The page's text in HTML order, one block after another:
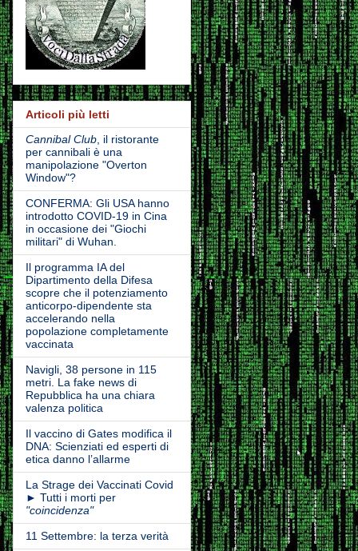
Articoli più letti
Cannibal Club, il ristorante
per cannibali è una
manipolazione "Overton
Window"?
CONFERMA: Gli USA hanno
introdotto COVID-19 in Cina
in occasione dei "Giochi
militari" di Wuhan.
Il programma IA del
Dipartimento della Difesa
scopre che il potenziamento
anticorpo-dipendente sta
accelerando nella
popolazione completamente
vaccinata
Navigli, 38 persone in 115
metri. La fake news di
Repubblica ha una chiara
valenza politica
Il vaccino di Gates modifica il
DNA: Scienziati ed esperti di
etica danno l’allarme
La Strage dei Vaccinati Covid
► Tutti i morti per
"coincidenza"
11 Settembre: la terza verità